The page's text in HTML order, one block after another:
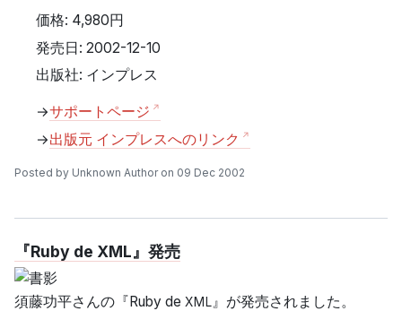
価格: 4,980円
発売日: 2002-12-10
出版社: インプレス
→サポートページ
→出版元 インプレスへのリンク
Posted by Unknown Author on 09 Dec 2002
『Ruby de XML』発売
須藤功平さんの『Ruby de XML 』が発売されました。